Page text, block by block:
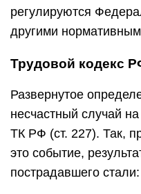
регулируются
другими
Трудовой кодекс
Развернутое
несчастный случай
ТК РФ (ст. 227). Так,
это событие,
пострадавшего стали: